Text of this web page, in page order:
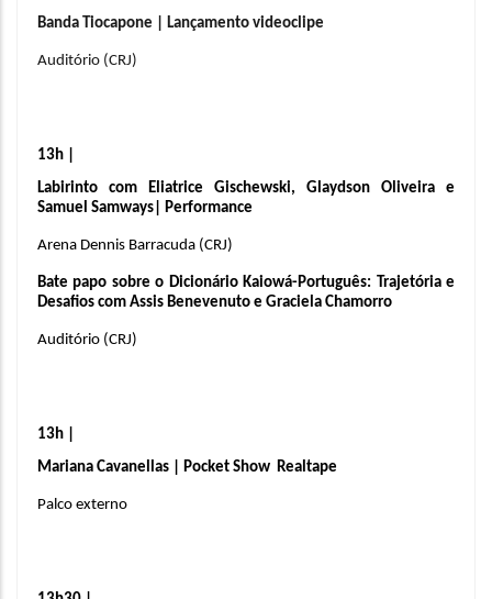
Banda Tiocapone | Lançamento videoclipe
Auditório (CRJ)
13h |
Labirinto com Eliatrice Gischewski, Glaydson Oliveira e
Samuel Samways| Performance
Arena Dennis Barracuda (CRJ)
Bate papo sobre o Dicionário Kaiowá-Português: Trajetória e
Desafios com Assis Benevenuto e Graciela Chamorro
Auditório (CRJ)
13h |
Mariana Cavanellas | Pocket Show  Realtape
Palco externo